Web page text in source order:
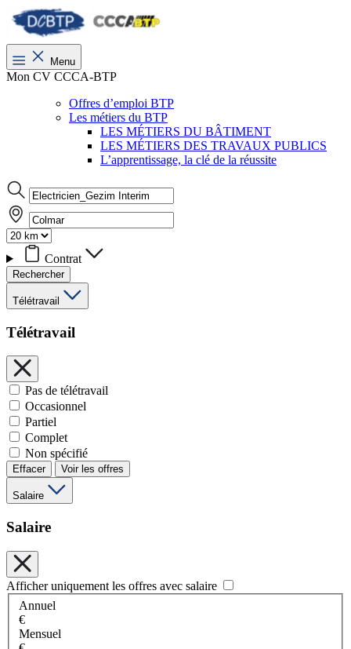
Menu
Mon CV CCCA-BTP
Offres d’emploi BTP
Les métiers du BTP
LES MÉTIERS DU BÂTIMENT
LES MÉTIERS DES TRAVAUX PUBLICS
L’apprentissage, la clé de la réussite
Contrat
Rechercher
Télétravail
Télétravail
Pas de télétravail
Occasionnel
Partiel
Complet
Non spécifié
Effacer Voir les offres
Salaire
Salaire
Afficher uniquement les offres avec salaire
Annuel
€
Mensuel